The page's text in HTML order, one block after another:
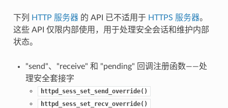
下列 HTTP 服务器的 API 已不适用于 HTTPS 服务器。
这些 API 仅限内部使用，用于处理安全会话和维护内部
状态。
"send"、"receive" 和 "pending" 回调注册函数——处
理安全套接字
httpd_sess_set_send_override()
httpd_sess_set_recv_override()